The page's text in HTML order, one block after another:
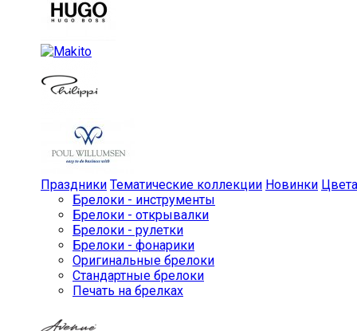
Праздники Тематические коллекции Новинки Цвета
Брелоки - инструменты
Брелоки - открывалки
Брелоки - рулетки
Брелоки - фонарики
Оригинальные брелоки
Стандартные брелоки
Печать на брелках